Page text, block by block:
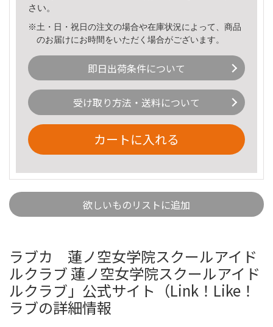
さい。
※土・日・祝日の注文の場合や在庫状況によって、商品
のお届けにお時間をいただく場合がございます。
即日出荷条件について
受け取り方法・送料について
カートに入れる
欲しいものリストに追加
ラブカ 蓮ノ空女学院スクールアイド
ルクラブ 蓮ノ空女学院スクールアイド
ルクラブ」公式サイト（Link！Like！
ラブの詳細情報